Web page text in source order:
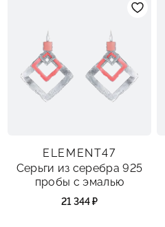
ELEMENT47
Серьги из серебра 925
пробы с эмалью
21 344 ₽